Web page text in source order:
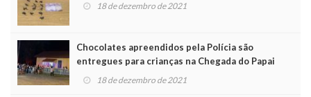
18 de dezembro de 2021
Chocolates apreendidos pela Polícia são
entregues para crianças na Chegada do Papai
Noel
18 de dezembro de 2021